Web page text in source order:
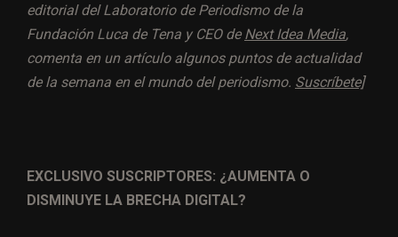
editorial del Laboratorio de Periodismo de la
Fundación Luca de Tena y CEO de Next Idea Media,
comenta en un artículo algunos puntos de actualidad
de la semana en el mundo del periodismo. Suscríbete]
EXCLUSIVO SUSCRIPTORES: ¿AUMENTA O
DISMINUYE LA BRECHA DIGITAL?